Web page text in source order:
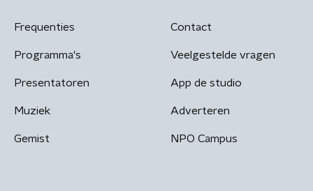
Frequenties
Programma's
Presentatoren
Muziek
Gemist
Contact
Veelgestelde vragen
App de studio
Adverteren
NPO Campus